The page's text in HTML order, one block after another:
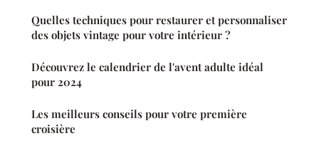
Quelles techniques pour restaurer et personnaliser
des objets vintage pour votre intérieur ?
Découvrez le calendrier de l'avent adulte idéal
pour 2024
Les meilleurs conseils pour votre première
croisière